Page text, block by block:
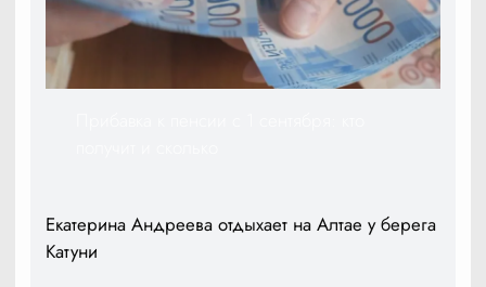
Екатерина Андреева отдыхает на Алтае у берега
Катуни